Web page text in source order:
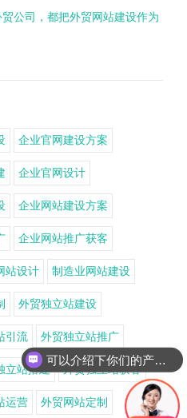
公司，都把外贸网站建设作为
企业官网建设方案
企业官网设计
企业网站建设方案
企业网站推广获客
站设计 制造业网站建设
外贸独立站建设
引流 外贸独立站推广
立站搭建 外贸独立站获客
运营 外贸网站定制
可以介绍下你们的产品么